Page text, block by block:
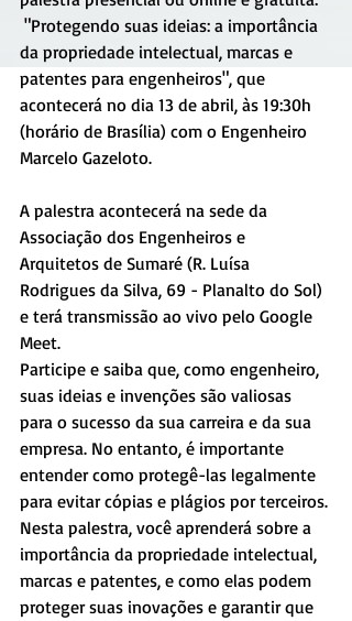
da propriedade intelectual, marcas e
patentes para engenheiros", que
acontecerá no dia 13 de abril, às 19:30h
(horário de Brasília) com o Engenheiro
Marcelo Gazeloto.
A palestra acontecerá na sede da
Associação dos Engenheiros e
Arquitetos de Sumaré (R. Luísa
Rodrigues da Silva, 69 - Planalto do Sol)
e terá transmissão ao vivo pelo Google
Meet.
Participe e saiba que, como engenheiro,
suas ideias e invenções são valiosas
para o sucesso da sua carreira e da sua
empresa. No entanto, é importante
entender como protegê-las legalmente
para evitar cópias e plágios por terceiros.
Nesta palestra, você aprenderá sobre a
importância da propriedade intelectual,
marcas e patentes, e como elas podem
proteger suas inovações e garantir que